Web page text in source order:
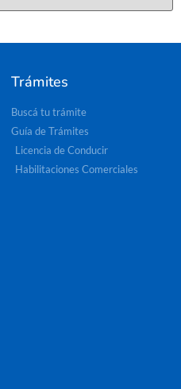
Trámites
Buscá tu trámite
Guía de Trámites
Licencia de Conducir
Habilitaciones Comerciales